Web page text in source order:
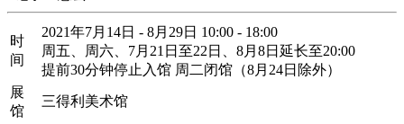
时
间
2021年7月14日 - 8月29日 10:00 - 18:00
周五、周六、7月21日至22日、8月8日延长至20:00
提前30分钟停止入馆 周二闭馆（8月24日除外）
展
馆
三得利美术馆